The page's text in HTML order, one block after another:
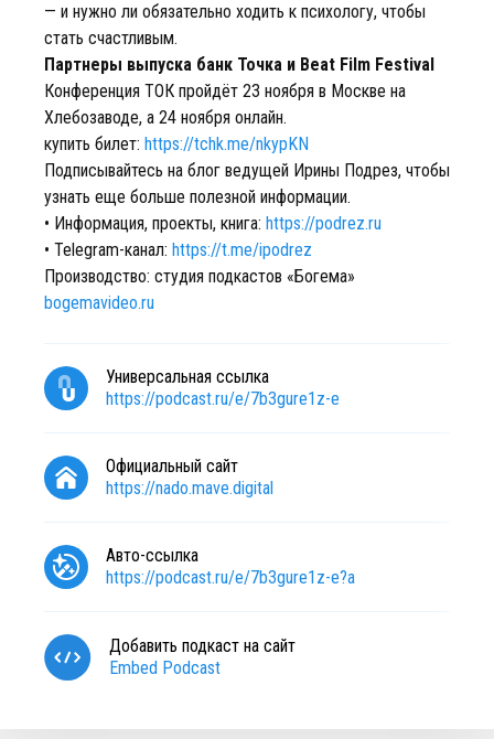
— и нужно ли обязательно ходить к психологу, чтобы
стать счастливым.
Партнеры выпуска банк Точка и Beat Film Festival
Конференция ТОК пройдёт 23 ноября в Москве на
Хлебозаводе, а 24 ноября онлайн.
купить билет: https://tchk.me/nkypKN
Подписывайтесь на блог ведущей Ирины Подрез, чтобы
узнать еще больше полезной информации.
• Информация, проекты, книга: https://podrez.ru
• Telegram-канал: https://t.me/ipodrez
Производство: студия подкастов «Богема»
bogemavideo.ru
Универсальная ссылка
https://podcast.ru/e/7b3gure1z-e
Официальный сайт
https://nado.mave.digital
Авто-ссылка
https://podcast.ru/e/7b3gure1z-e?a
Добавить подкаст на сайт
Embed Podcast